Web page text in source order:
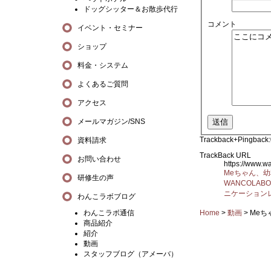
コメント
Trackback+Pingback:
TrackBack URL
https://
Meちゃん、
ニケーション
Home > 動画 > Meち
ドッグシッター＆お散歩代行
イベント・セミナー
ショップ
料金・システム
よくあるご質問
アクセス
メールマガジン/SNS
資料請求
お問い合わせ
研修生の声
わんこラボブログ
わんこラボ通信
商品紹介
紹介
動画
スタッフブログ（アメーバ）